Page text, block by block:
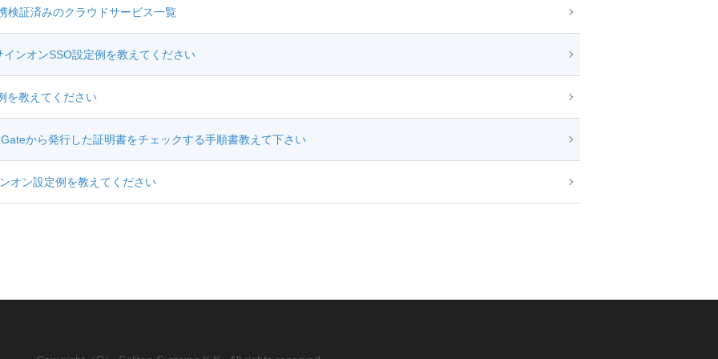
検証済みのクラウドサービス一覧
ンオンSSO設定例を教えてください
を教えてください
から発行した証明書をチェックする手順書教えて下さい
オン設定例を教えてください